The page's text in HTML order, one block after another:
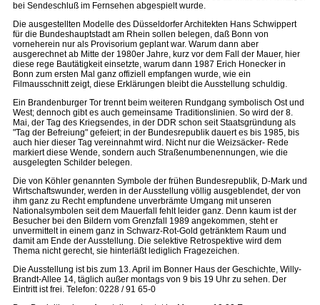
bei Sendeschluß im Fernsehen abgespielt wurde.
Die ausgestellten Modelle des Düsseldorfer Architekten Hans Schwippert
für die Bundeshauptstadt am Rhein sollen belegen, daß Bonn von
vorneherein nur als Provisorium geplant war. Warum dann aber
ausgerechnet ab Mitte der 1980er Jahre, kurz vor dem Fall der Mauer, hier
diese rege Bautätigkeit einsetzte, warum dann 1987 Erich Honecker in
Bonn zum ersten Mal ganz offiziell empfangen wurde, wie ein
Filmausschnitt zeigt, diese Erklärungen bleibt die Ausstellung schuldig.
Ein Brandenburger Tor trennt beim weiteren Rundgang symbolisch Ost und
West; dennoch gibt es auch gemeinsame Traditionslinien. So wird der 8.
Mai, der Tag des Kriegsendes, in der DDR schon seit Staatsgründung als
"Tag der Befreiung" gefeiert; in der Bundesrepublik dauert es bis 1985, bis
auch hier dieser Tag vereinnahmt wird. Nicht nur die Weizsäcker- Rede
markiert diese Wende, sondern auch Straßenumbenennungen, wie die
ausgelegten Schilder belegen.
Die von Köhler genannten Symbole der frühen Bundesrepublik, D-Mark und
Wirtschaftswunder, werden in der Ausstellung völlig ausgeblendet, der von
ihm ganz zu Recht empfundene unverbrämte Umgang mit unseren
Nationalsymbolen seit dem Mauerfall fehlt leider ganz. Denn kaum ist der
Besucher bei den Bildern vom Grenzfall 1989 angekommen, steht er
unvermittelt in einem ganz in Schwarz-Rot-Gold getränktem Raum und
damit am Ende der Ausstellung. Die selektive Retrospektive wird dem
Thema nicht gerecht, sie hinterläßt lediglich Fragezeichen.
Die Ausstellung ist bis zum 13. April im Bonner Haus der Geschichte, Willy-
Brandt-Allee 14, täglich außer montags von 9 bis 19 Uhr zu sehen. Der
Eintritt ist frei. Telefon: 0228 / 91 65-0